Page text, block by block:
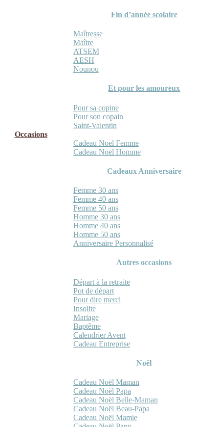
Fin d’année scolaire
Maîtresse
Maître
ATSEM
AESH
Nounou
Et pour les amoureux
Pour sa copine
Pour son copain
Saint-Valentin
Occasions
Cadeau Noel Femme
Cadeau Noel Homme
Cadeaux Anniversaire
Femme 30 ans
Femme 40 ans
Femme 50 ans
Homme 30 ans
Homme 40 ans
Homme 50 ans
Anniversaire Personnalisé
Autres occasions
Départ à la retraite
Pot de départ
Pour dire merci
Insolite
Mariage
Baptême
Calendrier Avent
Cadeau Entreprise
Noël
Cadeau Noël Maman
Cadeau Noël Papa
Cadeau Noël Belle-Maman
Cadeau Noël Beau-Papa
Cadeau Noël Mamie